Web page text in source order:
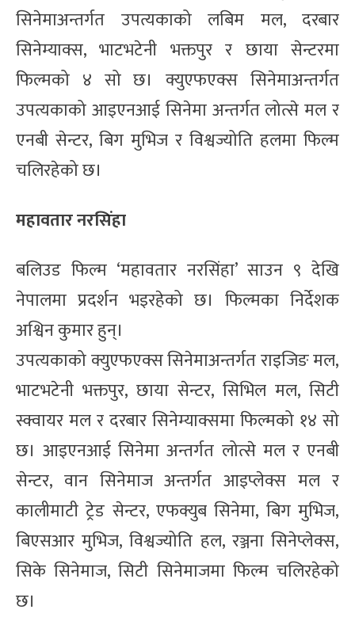
सिनेमाअन्तर्गत उपत्यकाको लबिम मल, दरबार
सिनेम्याक्स, भाटभटेनी भक्तपुर र छाया सेन्टरमा
फिल्मको ४ सो छ। क्युएफएक्स सिनेमाअन्तर्गत
उपत्यकाको आइएनआई सिनेमा अन्तर्गत लोत्से मल र
एनबी सेन्टर, बिग मुभिज र विश्वज्योति हलमा फिल्म
चलिरहेको छ।
महावतार नरसिंहा
बलिउड फिल्म ‘महावतार नरसिंहा’ साउन ९ देखि
नेपालमा प्रदर्शन भइरहेको छ। फिल्मका निर्देशक
अश्विन कुमार हुन्।
उपत्यकाको क्युएफएक्स सिनेमाअन्तर्गत राइजिङ मल,
भाटभटेनी भक्तपुर, छाया सेन्टर, सिभिल मल, सिटी
स्क्वायर मल र दरबार सिनेम्याक्समा फिल्मको १४ सो
छ। आइएनआई सिनेमा अन्तर्गत लोत्से मल र एनबी
सेन्टर, वान सिनेमाज अन्तर्गत आइप्लेक्स मल र
कालीमाटी ट्रेड सेन्टर, एफक्युब सिनेमा, बिग मुभिज,
बिएसआर मुभिज, विश्वज्योति हल, रञ्जना सिनेप्लेक्स,
सिके सिनेमाज, सिटी सिनेमाजमा फिल्म चलिरहेको
छ।